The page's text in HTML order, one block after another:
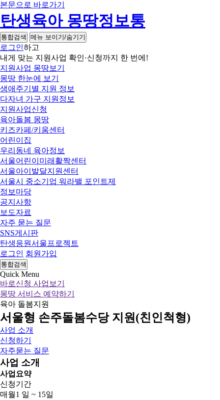
본문으로 바로가기
탄생육아 몽땅정보통
통합검색 메뉴 보이기/숨기기
로그인하고
내게 맞는 지원사업 확인·신청까지 한 번에!
지원사업 몽땅보기
몽땅 한눈에 보기
생애주기별 지원 정보
다자녀 가구 지원정보
지원사업신청
육아돌봄 몽땅
키즈카페/키움센터
어린이집
우리동네 육아정보
서울어린이미래활짝센터
서울아이발달지원센터
서울시 중소기업 워라밸 포인트제
정보마당
공지사항
보도자료
자주 묻는 질문
SNS게시판
탄생응원서울프로젝트
로그인 회원가입
통합검색
Quick Menu
바로신청 사업보기
몽땅 서비스 예약하기
육아 돌봄지원
서울형 손주돌봄수당 지원(친인척형)
사업 소개
신청하기
자주묻는 질문
사업 소개
사업요약
신청기간
매월1 일 ~ 15일